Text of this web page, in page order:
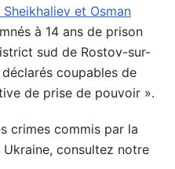
Sheikhaliev et Osman
à 14 ans de prison
sud de Rostov-sur-
coupables de
de prise de pouvoir ».
crimes commis par la
Ukraine, consultez notre